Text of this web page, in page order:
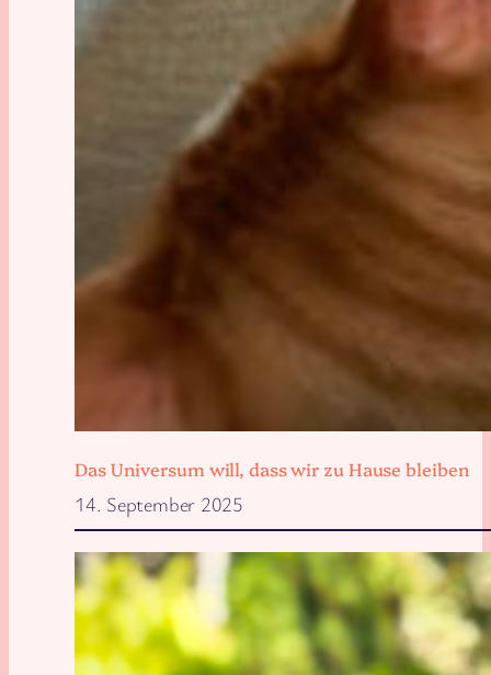
Das Universum will, dass wir zu Hause bleiben
14. September 2025